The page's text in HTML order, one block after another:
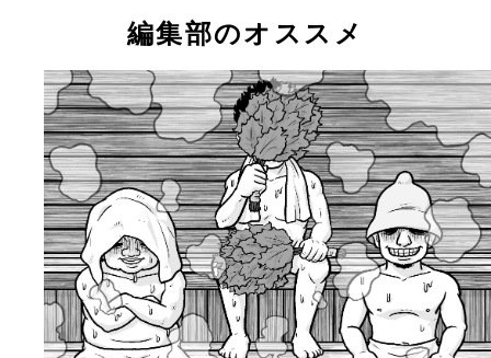
編集部のオススメ